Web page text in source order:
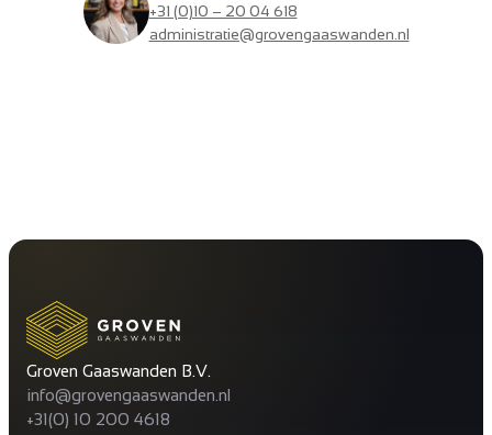
+31 (0)10 – 20 04 618
administratie@grovengaaswanden.nl
Groven Gaaswanden B.V.
info@grovengaaswanden.nl
+31(0) 10 200 4618